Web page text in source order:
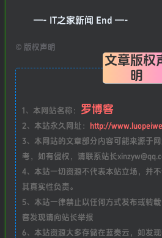
—- IT之家新闻 End —-
© 版权声明
文章版权
明
1、本网站名称： 罗博客
2、本站永久网址：
http://
3、本网站的文章部分内容可能来源于
考，如有侵权，请联系站长
4、本站一切资源不代表本站立场，并
其真实性负责。
5、本站一律禁止以任何方式发布或转
客发现请向站长举报
6、本站资源大多存储在蓝奏云，如发